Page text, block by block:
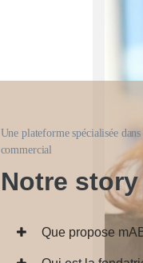
Une plateforme spécialisée
commercial
Notre story
Que propose